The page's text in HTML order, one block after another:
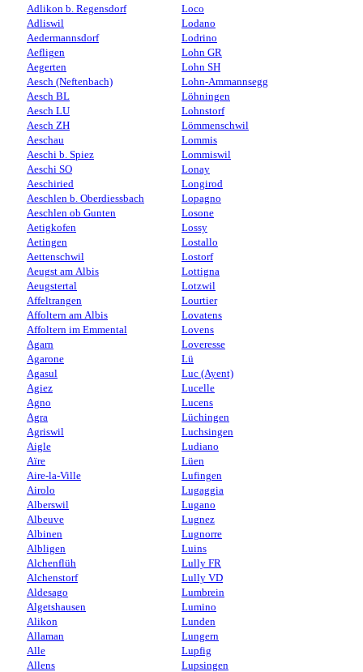
Adlikon b. Regensdorf
Adliswil
Aedermannsdorf
Aefligen
Aegerten
Aesch (Neftenbach)
Aesch BL
Aesch LU
Aesch ZH
Aeschau
Aeschi b. Spiez
Aeschi SO
Aeschiried
Aeschlen b. Oberdiessbach
Aeschlen ob Gunten
Aetigkofen
Aetingen
Aettenschwil
Aeugst am Albis
Aeugstertal
Affeltrangen
Affoltern am Albis
Affoltern im Emmental
Agarn
Agarone
Agasul
Agiez
Agno
Agra
Agriswil
Aigle
Aïre
Aire-la-Ville
Airolo
Alberswil
Albeuve
Albinen
Albligen
Alchenflüh
Alchenstorf
Aldesago
Algetshausen
Alikon
Allaman
Alle
Allens
Loco
Lodano
Lodrino
Lohn GR
Lohn SH
Lohn-Ammannsegg
Löhningen
Lohnstorf
Lömmenschwil
Lommis
Lommiswil
Lonay
Longirod
Lopagno
Losone
Lossy
Lostallo
Lostorf
Lottigna
Lotzwil
Lourtier
Lovatens
Lovens
Loveresse
Lü
Luc (Ayent)
Lucelle
Lucens
Lüchingen
Luchsingen
Ludiano
Lüen
Lufingen
Lugaggia
Lugano
Lugnez
Lugnorre
Luins
Lully FR
Lully VD
Lumbrein
Lumino
Lunden
Lungern
Lupfig
Lupsingen